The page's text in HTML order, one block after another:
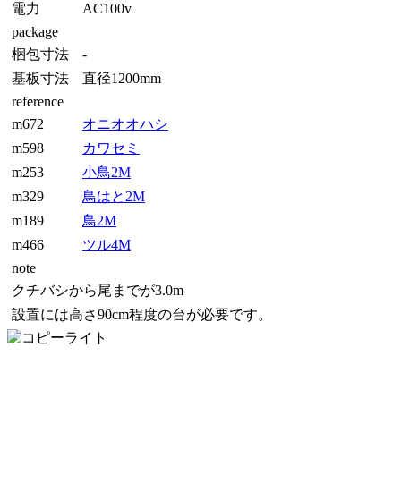
電力
AC100v
package
梱包寸法
-
基板寸法
直径1200mm
reference
m672
オニオオハシ
m598
カワセミ
m253
小鳥2M
m329
鳥はと2M
m189
鳥2M
m466
ツル4M
note
クチバシから尾までが3.0m
設置には高さ90cm程度の台が必要です。